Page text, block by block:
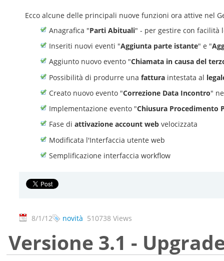
Ecco alcune delle principali nuove funzioni ora attive nel
Anagrafica "Parti Abituali" - per gestire con facilità
Inseriti nuovi eventi "Aggiunta parte istante" e "
Aggiunto nuovo evento "Chiamata in causa del
Possibilità di produrre una fattura intestata al
Creato nuovo evento "Correzione Data Incontro"
Implementazione evento "Chiusura Procedimento
Fase di attivazione account web velocizzata
Modificata l'Interfaccia utente web
Semplificazione interfaccia workflow
8/1/12 novità 510738 Views
Versione 3.1 -